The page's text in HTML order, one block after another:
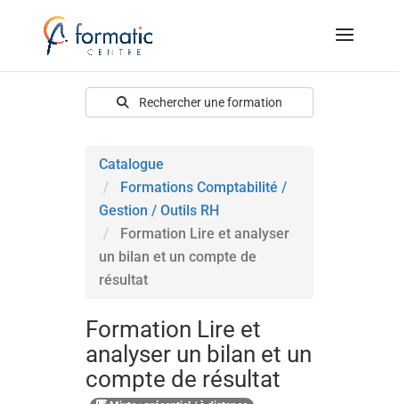
Rechercher une formation
Catalogue
Formations Comptabilité /
Gestion / Outils RH
Formation Lire et analyser
un bilan et un compte de
résultat
Formation Lire et
analyser un bilan et un
compte de résultat